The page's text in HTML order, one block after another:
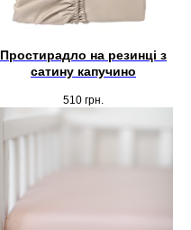
Простирадло на резинці з
сатину капучино
510 грн.